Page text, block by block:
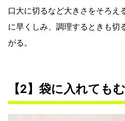
口大に切るなど大きさをそろえ
に早くしみ、調理するときも切
がる。
【2】袋に入れてもむ